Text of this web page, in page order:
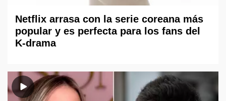
Netflix arrasa con la serie coreana más
popular y es perfecta para los fans del
K-drama